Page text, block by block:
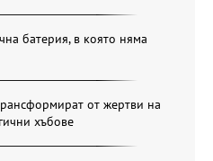
батерия, в която няма
от жертви на
хъбове